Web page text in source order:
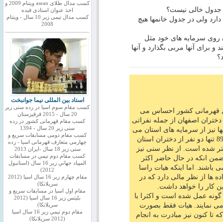
جدول خالی نیست؟
، استان اصفهان 4 نماینده دارد ولی در جدول خانمها هیچ
روی سرمایه های خود مثل
و برای آنها مربی بگذارد و آنها
قهرمانی کشور احساس می
دختران اصفهان از جمله نفراتی
نیز از سرمایه های استان می
باشند هنوز جای کار زیادی دارند. در سال 89 تنها دو نفر از دختران استان
شده است. از نظر سنی نیز
انکه در حال حاضر اکثر
باشند. اما اینکه هیات راسا
ها از نظر مالی دارد که در
کار را خواهد داشت.
عمل شده است و اکثرا با
می نمایند. هیات فقط بصورت
تا کنون نیز مبادرت به انجام
کسب مدال طلای asean ویتنام 2009 و
اخذ عنوان استادی فیده
کسب مدال تیمی زیر 10 سال - ویتنام
2008
استاد بین المللی نیما جوانبخت
کسب مقام سوم اسیا در رده سنی زیر
20 سال - 2015 قرقیزستان
کسب مقام قهرمانی کشور در رده
سنی زیر 20 سال - 1394
کسب مقام دومی مسابقات سریع و
چهارمی متعارف قهرمانی اسیا - رده
سنی زیر 18 سال -ایران 2013
كسب مقام دوم تيمي در مسابقات
المپياد جهاني زير 16 سال (استانبول
2012)
مقام چهارم زير 16 سال اسيا (2012
سريلانكا)
مقام اول اسيا در مسابقات سريع و
بليتس زير 16 سال اسيا (2012
سريلانكا)
مقام دوم تيمي زير 16 سال اسيا
(2012 سريلانكا)